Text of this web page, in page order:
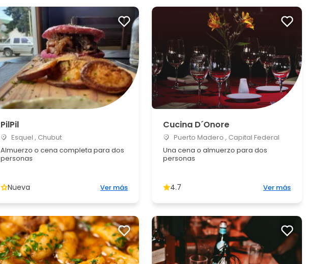
PilPil
Esquel , Chubut
Almuerzo o cena completa para dos
personas
Nueva Ver más
Cucina D´Onore
Puerto Madero , Capital Federal
Una cena o almuerzo para dos
personas
4.7 Ver más